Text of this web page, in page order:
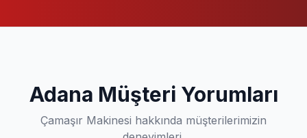
Adana Müşteri Yorumları
Çamaşır Makinesi hakkında müşterilerimizin